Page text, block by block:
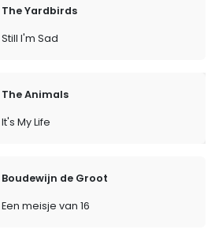
The Yardbirds
Still I'm Sad
The Animals
It's My Life
Boudewijn de Groot
Een meisje van 16